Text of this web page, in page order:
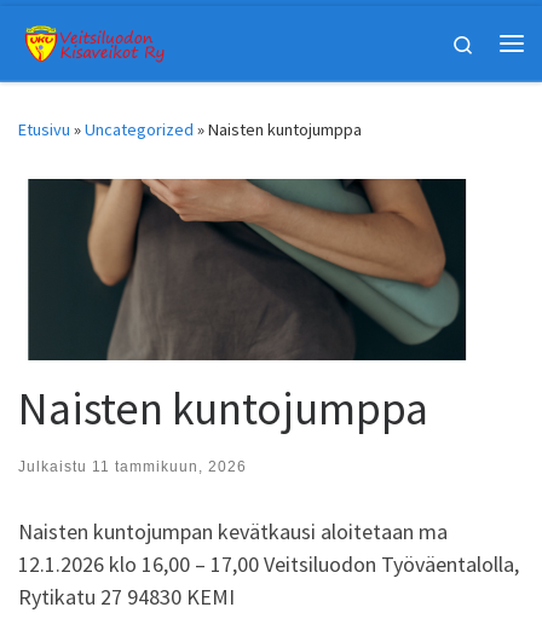
Skip to content
Search
Etusivu »Uncategorized »Naisten kuntojumppa
Naisten kuntojumppa
Julkaistu 11 tammikuun, 2026
Naisten kuntojumpan kevätkausi aloitetaan ma
12.1.2026 klo 16,00 – 17,00 Veitsiluodon Työväentalolla,
Rytikatu 27 94830 KEMI